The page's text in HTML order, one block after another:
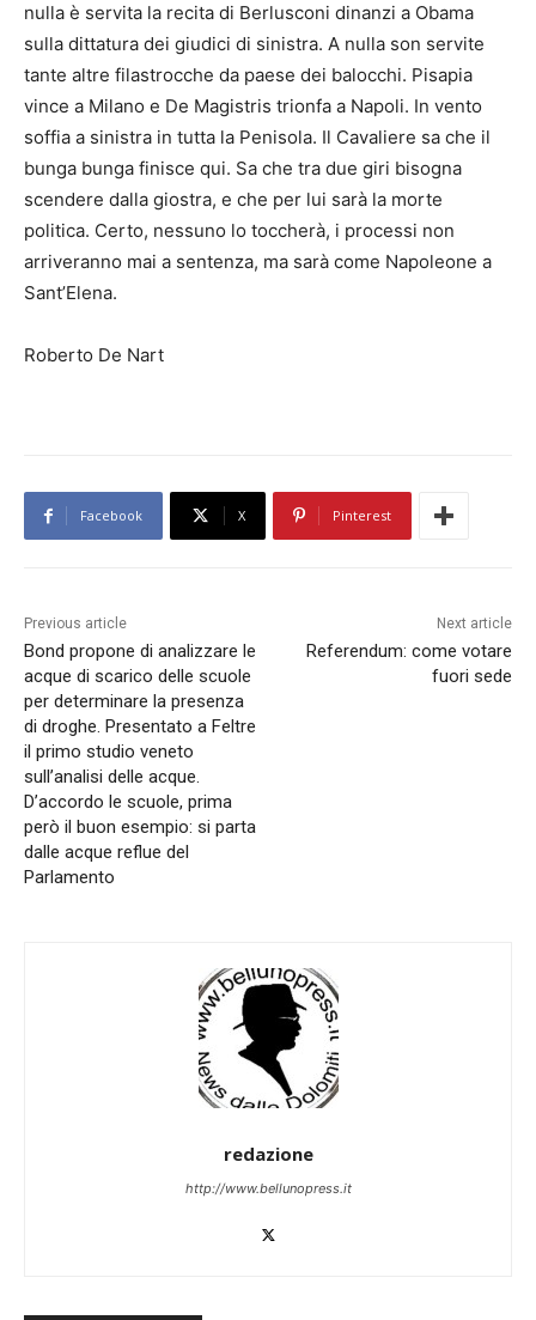
nulla è servita la recita di Berlusconi dinanzi a Obama
sulla dittatura dei giudici di sinistra. A nulla son servite
tante altre filastrocche da paese dei balocchi. Pisapia
vince a Milano e De Magistris trionfa a Napoli. In vento
soffia a sinistra in tutta la Penisola. Il Cavaliere sa che il
bunga bunga finisce qui. Sa che tra due giri bisogna
scendere dalla giostra, e che per lui sarà la morte
politica. Certo, nessuno lo toccherà, i processi non
arriveranno mai a sentenza, ma sarà come Napoleone a
Sant’Elena.
Roberto De Nart
Facebook X Pinterest
Previous article
Bond propone di analizzare le
acque di scarico delle scuole
per determinare la presenza
di droghe. Presentato a Feltre
il primo studio veneto
sull’analisi delle acque.
D’accordo le scuole, prima
però il buon esempio: si parta
dalle acque reflue del
Parlamento
Next article
Referendum: come votare
fuori sede
redazione
http://www.bellunopress.it